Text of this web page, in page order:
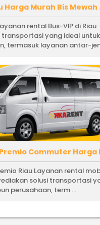
Harga Murah Bis Mewah
rental Bus-VIP di Riau
yang ideal
termasuk layanan antar-
Commuter Harga
Riau Layanan rental
solusi transportasi
perusahaan, term ...